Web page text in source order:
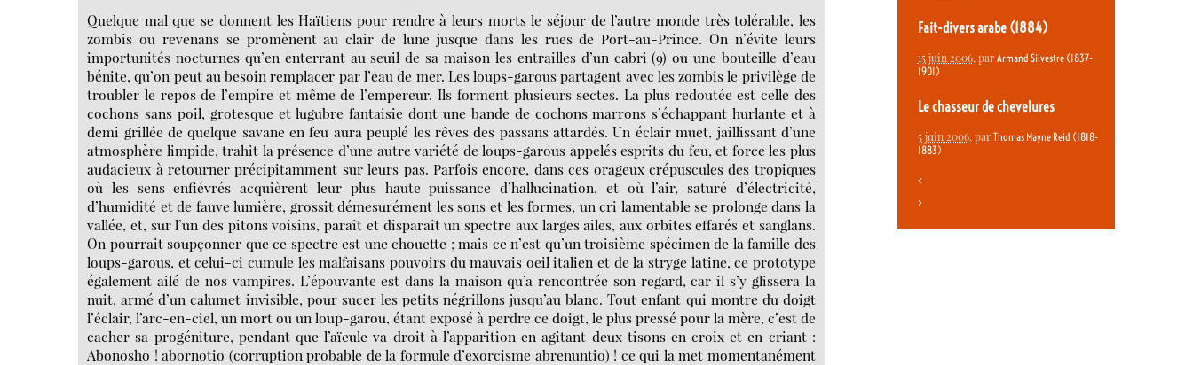
Quelque mal que se donnent les Haïtiens pour rendre à leurs morts le séjour de l’autre monde très tolérable, les
zombis ou revenans se promènent au clair de lune jusque dans les rues de Port-au-Prince. On n’évite leurs
importunités nocturnes qu’en enterrant au seuil de sa maison les entrailles d’un cabri (9) ou une bouteille d’eau
bénite, qu’on peut au besoin remplacer par l’eau de mer. Les loups-garous partagent avec les zombis le privilège de
troubler le repos de l’empire et même de l’empereur. Ils forment plusieurs sectes. La plus redoutée est celle des
cochons sans poil, grotesque et lugubre fantaisie dont une bande de cochons marrons s’échappant hurlante et à
demi grillée de quelque savane en feu aura peuplé les rêves des passans attardés. Un éclair muet, jaillissant d’une
atmosphère limpide, trahit la présence d’une autre variété de loups-garous appelés esprits du feu, et force les plus
audacieux à retourner précipitamment sur leurs pas. Parfois encore, dans ces orageux crépuscules des tropiques
où les sens enfiévrés acquièrent leur plus haute puissance d’hallucination, et où l’air, saturé d’électricité,
d’humidité et de fauve lumière, grossit démesurément les sons et les formes, un cri lamentable se prolonge dans la
vallée, et, sur l’un des pitons voisins, paraît et disparaît un spectre aux larges ailes, aux orbites effarés et sanglans.
On pourrait soupçonner que ce spectre est une chouette ; mais ce n’est qu’un troisième spécimen de la famille des
loups-garous, et celui-ci cumule les malfaisans pouvoirs du mauvais oeil italien et de la stryge latine, ce prototype
également ailé de nos vampires. L’épouvante est dans la maison qu’a rencontrée son regard, car il s’y glissera la
nuit, armé d’un calumet invisible, pour sucer les petits négrillons jusqu’au blanc. Tout enfant qui montre du doigt
l’éclair, l’arc-en-ciel, un mort ou un loup-garou, étant exposé à perdre ce doigt, le plus pressé pour la mère, c’est de
cacher sa progéniture, pendant que l’aïeule va droit à l’apparition en agitant deux tisons en croix et en criant :
Abonosho ! abornotio (corruption probable de la formule d’exorcisme abrenuntio) ! ce qui la met momentanément
Fait-divers arabe (1884)
15 juin 2006, par Armand Silvestre (1837-
1901)
Le chasseur de chevelures
5 juin 2006, par Thomas Mayne Reid (1818-
1883)
<
>